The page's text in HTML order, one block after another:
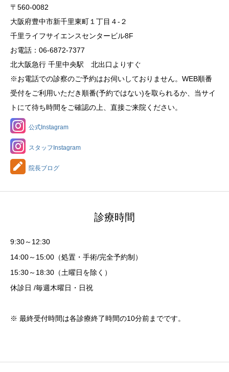
〒560-0082
大阪府豊中市新千里東町１丁目４‐２
千里ライフサイエンスセンタービル8F
お電話：06-6872-7377
北大阪急行 千里中央駅 北出口よりすぐ
※お電話での診察のご予約はお伺いしておりません。WEB順番
受付をご利用いただき順番(予約ではない)を取られるか、当サイ
トにて待ち時間をご確認の上、直接ご来院ください。
公式Instagram
スタッフInstagram
院長ブログ
診療時間
9:30～12:30
14:00～15:00（処置・手術/完全予約制）
15:30～18:30（土曜日を除く）
休診日 /毎週木曜日・日祝
※ 最終受付時間は各診療終了時間の10分前までです。